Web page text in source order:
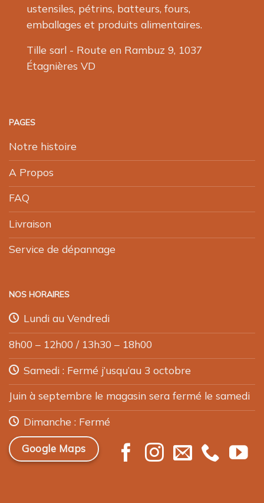
ustensiles, pétrins, batteurs, fours,
emballages et produits alimentaires.
Tille sarl - Route en Rambuz 9, 1037
Étagnières VD
PAGES
Notre histoire
A Propos
FAQ
Livraison
Service de dépannage
NOS HORAIRES
Lundi au Vendredi
8h00 – 12h00 / 13h30 – 18h00
Samedi : Fermé j’usqu’au 3 octobre
Juin à septembre le magasin sera fermé le samedi
Dimanche : Fermé
Google Maps